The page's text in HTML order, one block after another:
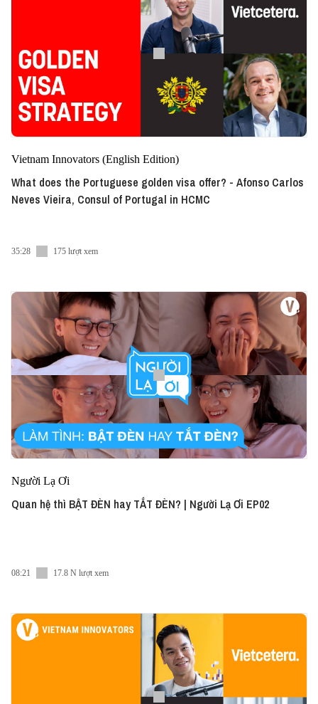
Vietnam Innovators (English Edition)
What does the Portuguese golden visa offer? - Afonso Carlos
Neves Vieira, Consul of Portugal in HCMC
35:28 175 lượt xem
Người Lạ Ơi
Quan hệ thì BẬT ĐÈN hay TẮT ĐÈN? | Người Lạ Ơi EP02
08:21 17.8 N lượt xem